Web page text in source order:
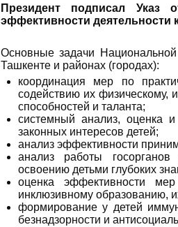
Президент подписал
эффективности деятельности
Основные задачи
Ташкенте и районах (городах):
координация мер по
содействию их физическому,
способностей и таланта;
системный анализ, оценка
законных интересов детей;
анализ эффективности
анализ работы госорганов
освоению детьми глубоких
оценка эффективности
инклюзивному образованию,
формирование у детей
безнадзорности и